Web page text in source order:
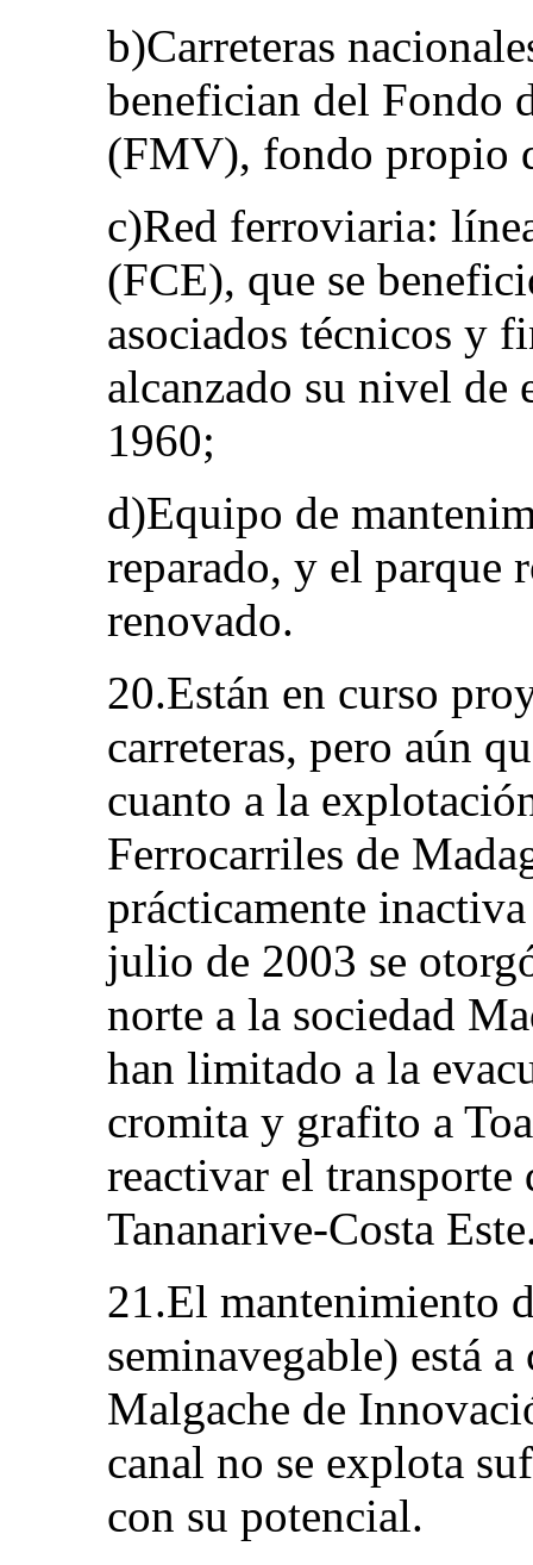
b)Carreteras
benefician del Fondo
(FMV), fondo propio
c)Red ferroviaria:
(FCE), que se
asociados técnicos y
alcanzado su nivel de
1960;
d)Equipo de
reparado, y el parque
renovado.
20.Están en curso
carreteras, pero aún
cuanto a la
Ferrocarriles de
prácticamente
julio de 2003 se
norte a la sociedad
han limitado a la
cromita y grafito a
reactivar el transporte
Tananarive-Costa
21.El mantenimiento
seminavegable) está
Malgache de
canal no se explota
con su potencial.